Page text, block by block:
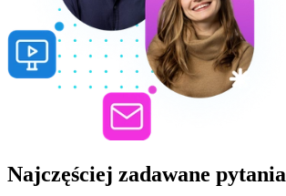
Najczęściej zadawane pytania